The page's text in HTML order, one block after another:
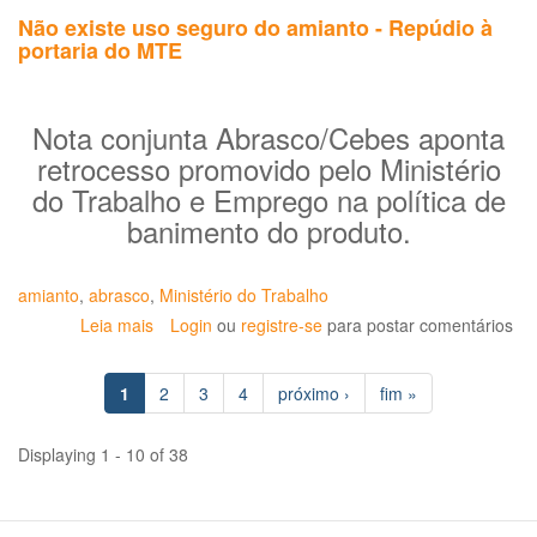
Não existe uso seguro do amianto - Repúdio à
portaria do MTE
Nota conjunta Abrasco/Cebes aponta
retrocesso promovido pelo Ministério
do Trabalho e Emprego na política de
banimento do produto.
amianto, abrasco, Ministério do Trabalho
Leia mais sobre
existe
uso
seguro
do
amianto
Repúdio
Login ou registre-se para postar comentários
1 2 3 4 próximo › fim »
Displaying 1 - 10 of 38